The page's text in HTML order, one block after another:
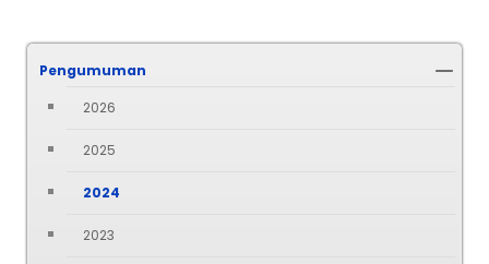
Pengumuman
2026
2025
2024
2023